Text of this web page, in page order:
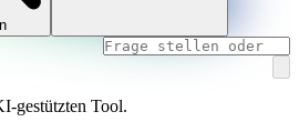
gestützten Tool.